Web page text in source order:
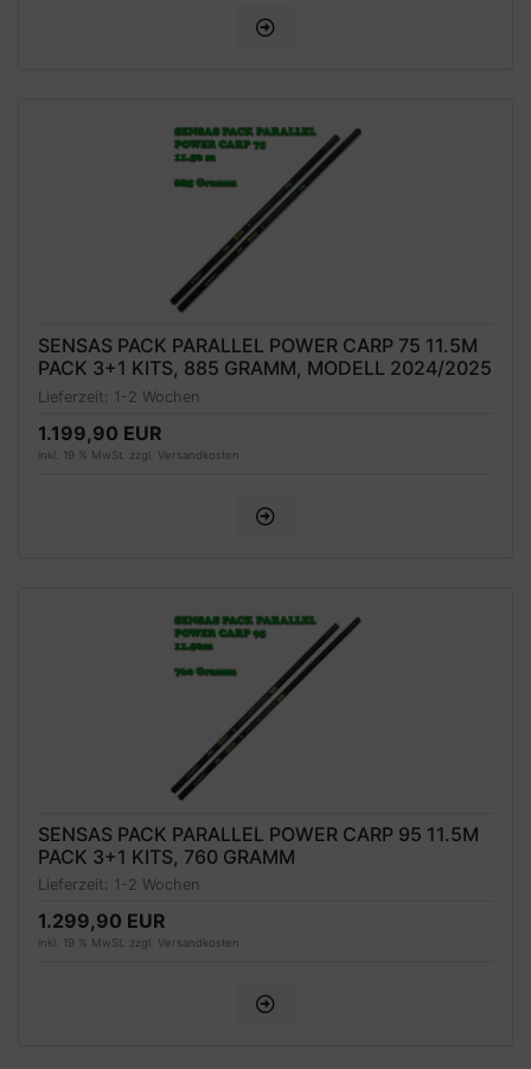
SENSAS PACK PARALLEL POWER CARP 75 11.5M
PACK 3+1 KITS, 885 GRAMM, MODELL 2024/2025
Lieferzeit: 1-2 Wochen
1.199,90 EUR
inkl. 19 % MwSt. zzgl. Versandkosten
SENSAS PACK PARALLEL POWER CARP 95 11.5M
PACK 3+1 KITS, 760 GRAMM
Lieferzeit: 1-2 Wochen
1.299,90 EUR
inkl. 19 % MwSt. zzgl. Versandkosten